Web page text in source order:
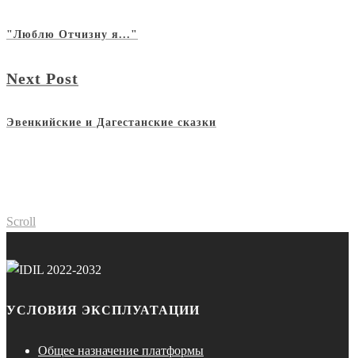
"Люблю Отчизну я..."
Next Post
Эвенкийские и Дагестанские сказки
Scroll
УСЛОВИЯ ЭКСПЛУАТАЦИИ
Общее назначение платформы